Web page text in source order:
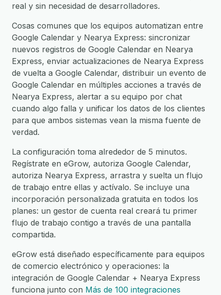
real y sin necesidad de desarrolladores.
Cosas comunes que los equipos automatizan entre
Google Calendar y Nearya Express: sincronizar
nuevos registros de Google Calendar en Nearya
Express, enviar actualizaciones de Nearya Express
de vuelta a Google Calendar, distribuir un evento de
Google Calendar en múltiples acciones a través de
Nearya Express, alertar a su equipo por chat
cuando algo falla y unificar los datos de los clientes
para que ambos sistemas vean la misma fuente de
verdad.
La configuración toma alrededor de 5 minutos.
Regístrate en eGrow, autoriza Google Calendar,
autoriza Nearya Express, arrastra y suelta un flujo
de trabajo entre ellas y actívalo. Se incluye una
incorporación personalizada gratuita en todos los
planes: un gestor de cuenta real creará tu primer
flujo de trabajo contigo a través de una pantalla
compartida.
eGrow está diseñado específicamente para equipos
de comercio electrónico y operaciones: la
integración de Google Calendar + Nearya Express
funciona junto con Más de 100 integraciones